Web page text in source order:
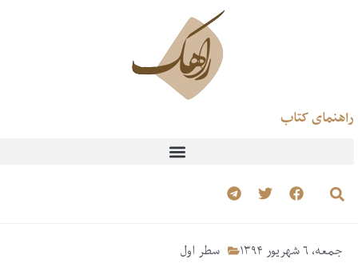
راهنمای کتاب
جمعه، ۶ شهریور ۱۳۹۴ سطر اول